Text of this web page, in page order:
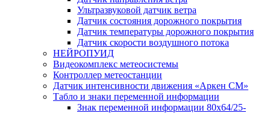
Ультразвуковой датчик ветра
Датчик состояния дорожного покрытия
Датчик температуры дорожного покрытия
Датчик скорости воздушного потока
НЕЙРОПУИД
Видеокомплекс метеосистемы
Контроллер метеостанции
Датчик интенсивности движения «Аркен СМ»
Табло и знаки переменной информации
Знак переменной информации 80х64/25-